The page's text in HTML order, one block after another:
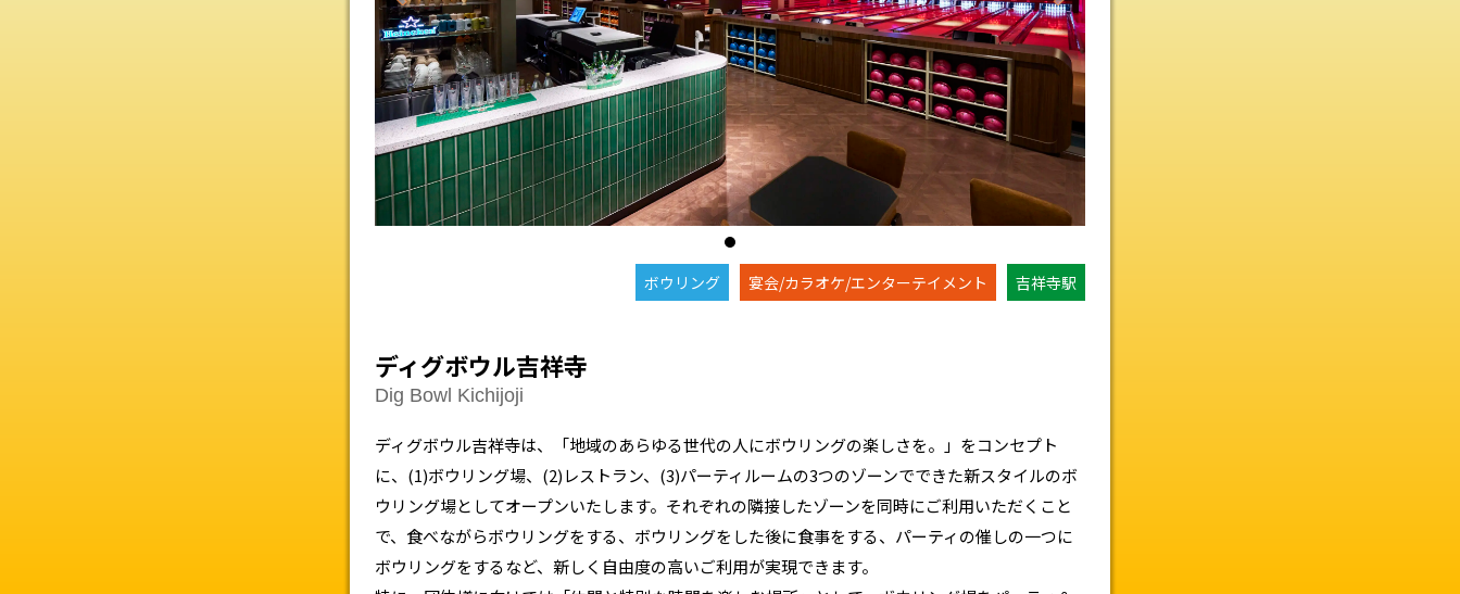
ボウリング 宴会/カラオケ/エンターテイメント 吉祥寺駅
ディグボウル吉祥寺
Dig Bowl Kichijoji
ディグボウル吉祥寺は、「地域のあらゆる世代の人にボウリングの楽しさを。」をコンセプト
に、(1)ボウリング場、(2)レストラン、(3)パーティルームの3つのゾーンでできた新スタイルのボ
ウリング場としてオープンいたします。それぞれの隣接したゾーンを同時にご利用いただくこと
で、食べながらボウリングをする、ボウリングをした後に食事をする、パーティの催しの一つに
ボウリングをするなど、新しく自由度の高いご利用が実現できます。